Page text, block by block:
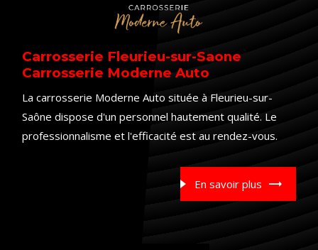
Carrosserie Fleurieu-sur-Saone
Carrosserie Moderne Auto
La carrosserie Moderne Auto située à Fleurieu-sur-
Saône dispose d'un personnel hautement qualité. Le
professionnalisme et l'efficacité est au rendez-vous.
En savoir plus